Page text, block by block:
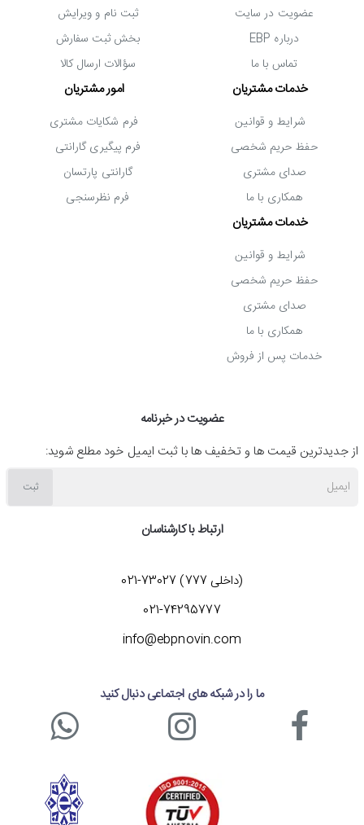
عضویت در سایت
درباره EBP
تماس با ما
ثبت نام و ویرایش
بخش ثبت سفارش
سؤالات ارسال کالا
خدمات مشتریان
شرایط و قوانین
حفظ حریم شخصی
صدای مشتری
همکاری با ما
امور مشتریان
فرم شکایات مشتری
فرم پیگیری گارانتی
گارانتی پارتسان
فرم نظرسنجی
خدمات مشتریان
شرایط و قوانین
حفظ حریم شخصی
صدای مشتری
همکاری با ما
خدمات پس از فروش
عضویت در خبرنامه
از جدیدترین قیمت ها و تخفیف ها با ثبت ایمیل خود مطلع شوید:
ایمیل ثبت
ارتباط با کارشناسان
(داخلی 777) 73027-021
021-74295777
info@ebpnovin.com
ما را در شبکه های اجتماعی دنبال کنید